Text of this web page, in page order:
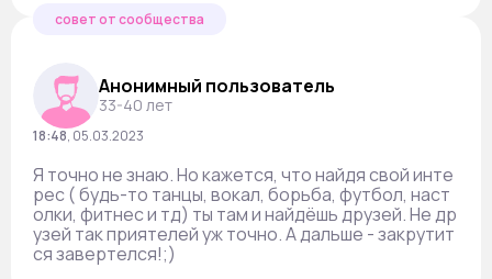
совет от сообщества
Анонимный пользователь
33-40 лет
18:48, 05.03.2023
Я точно не знаю. Но кажется, что найдя свой инте
рес ( будь-то танцы, вокал, борьба, футбол, наст
олки, фитнес и тд) ты там и найдёшь друзей. Не др
узей так приятелей уж точно. А дальше - закрутит
ся завертелся!;)